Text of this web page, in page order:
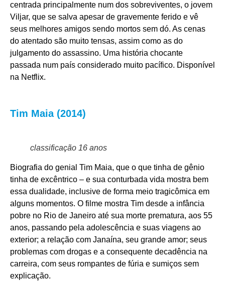
centrada principalmente num dos sobreviventes, o jovem
Viljar, que se salva apesar de gravemente ferido e vê
seus melhores amigos sendo mortos sem dó. As cenas
do atentado são muito tensas, assim como as do
julgamento do assassino. Uma história chocante
passada num país considerado muito pacífico. Disponível
na Netflix.
Tim Maia (2014)
classificação 16 anos
Biografia do genial Tim Maia, que o que tinha de gênio
tinha de excêntrico – e sua conturbada vida mostra bem
essa dualidade, inclusive de forma meio tragicômica em
alguns momentos. O filme mostra Tim desde a infância
pobre no Rio de Janeiro até sua morte prematura, aos 55
anos, passando pela adolescência e suas viagens ao
exterior; a relação com Janaína, seu grande amor; seus
problemas com drogas e a consequente decadência na
carreira, com seus rompantes de fúria e sumiços sem
explicação.